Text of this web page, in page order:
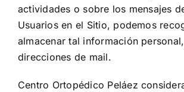
actividades o sobre los mensajes
Usuarios en el Sitio, podemos
almacenar tal información
direcciones de mail.
Centro Ortopédico Peláez